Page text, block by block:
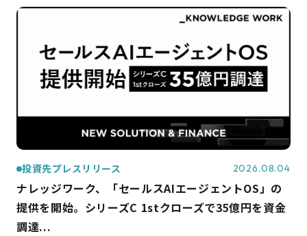
投資先プレスリリース 2026.08.04
ナレッジワーク、「セールスAIエージェントOS」の
提供を開始。シリーズC 1stクローズで35億円を資金
調達...